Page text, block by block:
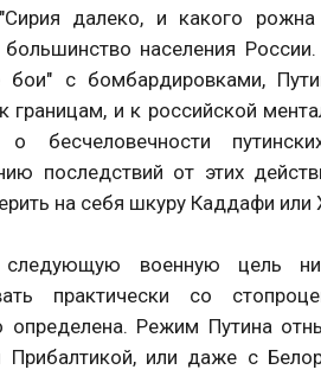
далеко, и какого
большинство населения
бои" с бомбардировками,
границам, и к российской
о бесчеловечности
последствий от этих
на себя шкуру Каддафи или
военную цель
практически со
определена. Режим Путина
Прибалтикой, или даже с